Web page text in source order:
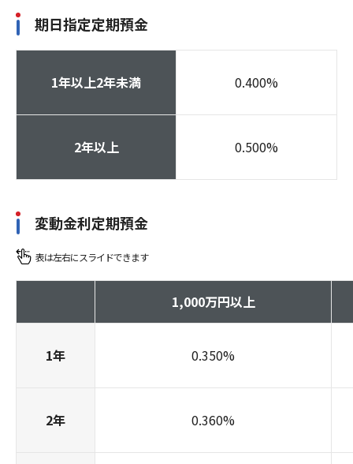
期日指定定期預金
1年以上2年未満 0.400%
2年以上 0.500%
変動金利定期預金
1,000万円以上
1年 0.350%
2年 0.360%